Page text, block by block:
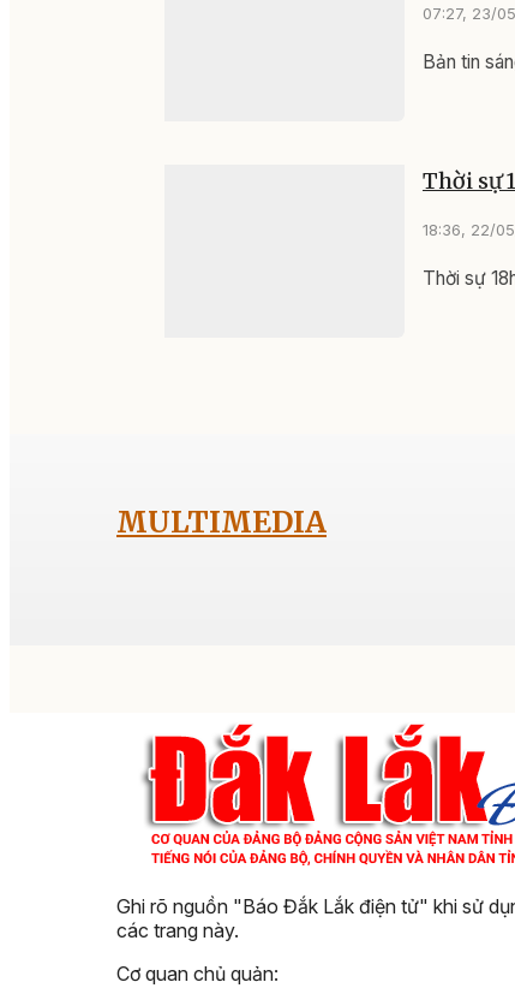
07:27, 23/
Bản tin
Thời sự
18:36, 22/
Thời sự
MULTIMEDIA
Ghi rõ nguồn "Báo Đắk Lắk điện tử" khi sử
các trang này.
Cơ quan chủ quản: